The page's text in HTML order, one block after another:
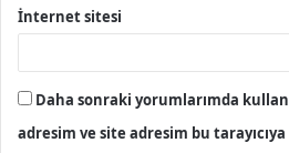
İnternet sitesi
Daha sonraki yorumlarımda
adresim ve site adresim bu